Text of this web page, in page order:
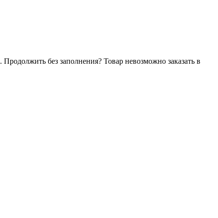
без заполнения? Товар невозможно заказать в